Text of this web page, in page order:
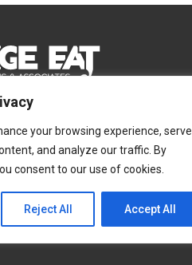
your browsing experience, serve
and analyze our traffic. By
consent to our use of cookies.
Reject All Accept All
77 51
Αγίας Φυλάξεως 32,